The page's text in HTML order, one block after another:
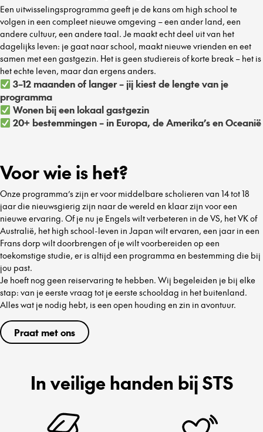
Een uitwisselingsprogramma geeft je de kans om high school te
volgen in een compleet nieuwe omgeving – een ander land, een
andere cultuur, een andere taal. Je maakt echt deel uit van het
dagelijks leven: je gaat naar school, maakt nieuwe vrienden en eet
samen met een gastgezin. Het is geen studiereis of korte break – het is
het echte leven, maar dan ergens anders.
3–12 maanden of langer – jij kiest de lengte van je
programma
Wonen bij een lokaal gastgezin
20+ bestemmingen – in Europa, de Amerika’s en Oceanië
Voor wie is het?
Onze programma’s zijn er voor middelbare scholieren van 14 tot 18
jaar die nieuwsgierig zijn naar de wereld en klaar zijn voor een
nieuwe ervaring. Of je nu je Engels wilt verbeteren in de VS, het VK of
Australië, het high school-leven in Japan wilt ervaren, een jaar in een
Frans dorp wilt doorbrengen of je wilt voorbereiden op een
toekomstige studie, er is altijd een programma en bestemming die bij
jou past.
Je hoeft nog geen reiservaring te hebben. Wij begeleiden je bij elke
stap: van je eerste vraag tot je eerste schooldag in het buitenland.
Alles wat je nodig hebt, is een open houding en zin in avontuur.
Praat met ons
In veilige handen bij STS